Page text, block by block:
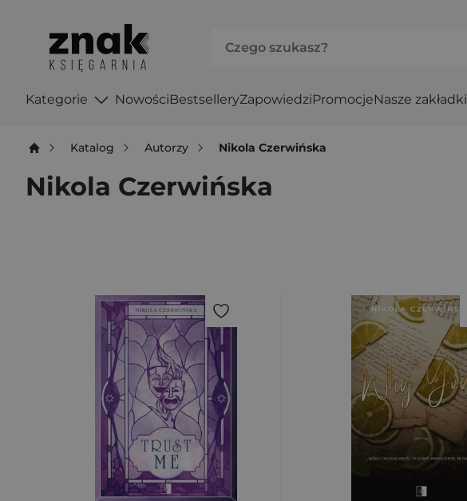
Kategorie NowościBestselleryZapowiedziPromocjeNasze zakładki
Katalog Autorzy Nikola Czerwińska
Nikola Czerwińska